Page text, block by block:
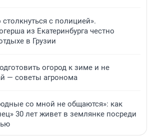
с полицией».
из Екатеринбурга честно
в Грузии
огород к зиме и не
— советы агронома
со мной не общаются»: как
30 лет живет в землянке посреди